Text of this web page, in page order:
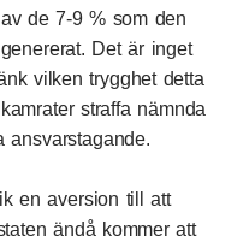
de 7-9 % som den
Det är inget
vilken trygghet detta
straffa nämnda
ansvarstagande.
en aversion till att
ändå kommer att